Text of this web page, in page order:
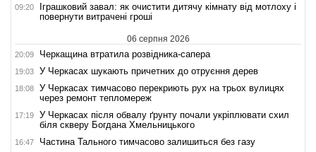
09:20
Іграшковий завал: як очистити дитячу кімнату від мотлоху і
повернути витрачені гроші
06 серпня 2026
20:09 Черкащина втратила розвідника-сапера
19:03 У Черкасах шукають причетних до отруєння дерев
18:08
У Черкасах тимчасово перекриють рух на трьох вулицях
через ремонт тепломереж
17:19
У Черкасах після обвалу ґрунту почали укріплювати схил
біля скверу Богдана Хмельницького
16:47 Частина Тального тимчасово залишиться без газу